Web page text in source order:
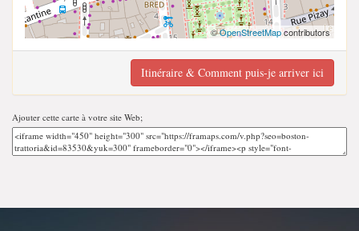
©OpenStreetMapcontributors
Itinéraire & Comment puis-je arriver ici
Ajouter cette carte à votre site Web;